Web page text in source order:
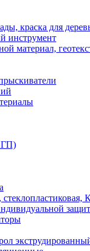
краска для
инструмент
материал,